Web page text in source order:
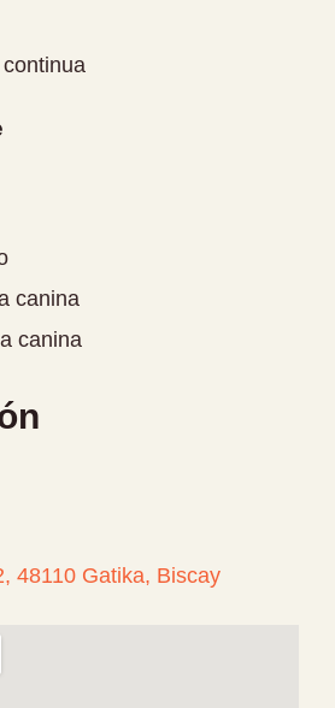
canina
canina
48110 Gatika, Biscay